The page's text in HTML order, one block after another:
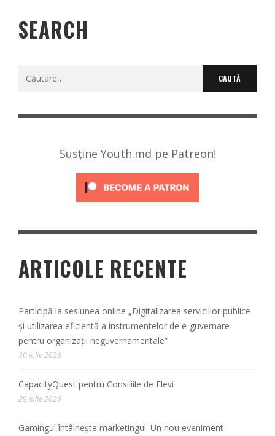
SEARCH
Caută
Susține Youth.md pe Patreon!
ARTICOLE RECENTE
Participă la sesiunea online „Digitalizarea serviciilor publice
și utilizarea eficientă a instrumentelor de e-guvernare
pentru organizații neguvernamentale”
30 iulie 2026
CapacityQuest pentru Consiliile de Elevi
29 iulie 2026
Gamingul întâlnește marketingul. Un nou eveniment